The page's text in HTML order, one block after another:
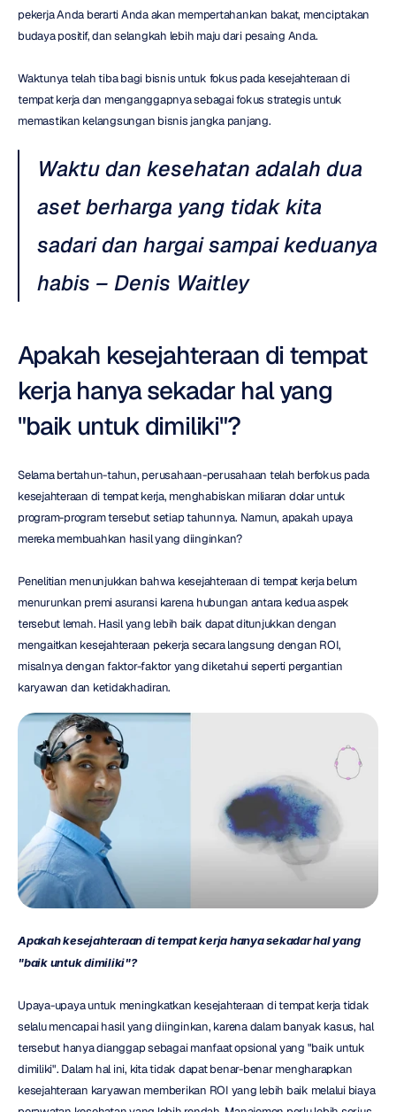
pekerja Anda berarti Anda akan mempertahankan bakat, menciptakan
budaya positif, dan selangkah lebih maju dari pesaing Anda.
Waktunya telah tiba bagi bisnis untuk fokus pada kesejahteraan di
tempat kerja dan menganggapnya sebagai fokus strategis untuk
memastikan kelangsungan bisnis jangka panjang.
Waktu dan kesehatan adalah dua
aset berharga yang tidak kita
sadari dan hargai sampai keduanya
habis – Denis Waitley
Apakah kesejahteraan di tempat
kerja hanya sekadar hal yang
"baik untuk dimiliki"?
Selama bertahun-tahun, perusahaan-perusahaan telah berfokus pada
kesejahteraan di tempat kerja, menghabiskan miliaran dolar untuk
program-program tersebut setiap tahunnya. Namun, apakah upaya
mereka membuahkan hasil yang diinginkan?
Penelitian menunjukkan bahwa kesejahteraan di tempat kerja belum
menurunkan premi asuransi karena hubungan antara kedua aspek
tersebut lemah. Hasil yang lebih baik dapat ditunjukkan dengan
mengaitkan kesejahteraan pekerja secara langsung dengan ROI,
misalnya dengan faktor-faktor yang diketahui seperti pergantian
karyawan dan ketidakhadiran.
Apakah kesejahteraan di tempat kerja hanya sekadar hal yang
"baik untuk dimiliki"?
Upaya-upaya untuk meningkatkan kesejahteraan di tempat kerja tidak
selalu mencapai hasil yang diinginkan, karena dalam banyak kasus, hal
tersebut hanya dianggap sebagai manfaat opsional yang "baik untuk
dimiliki". Dalam hal ini, kita tidak dapat benar-benar mengharapkan
kesejahteraan karyawan memberikan ROI yang lebih baik melalui biaya